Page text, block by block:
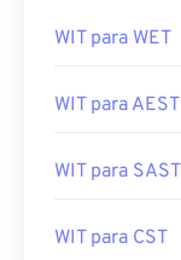
WIT para PST
WIT para WET
WIT para AEST
WIT para SAST